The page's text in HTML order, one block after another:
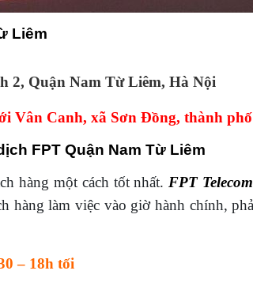
Liêm
2, Quận Nam Từ Liêm, Hà Nội
Vân Canh, xã Sơn Đồng, thành
FPT Quận Nam Từ Liêm
hàng một cách tốt nhất. FPT Telecom
hàng làm việc vào giờ hành chính,
– 18h tối